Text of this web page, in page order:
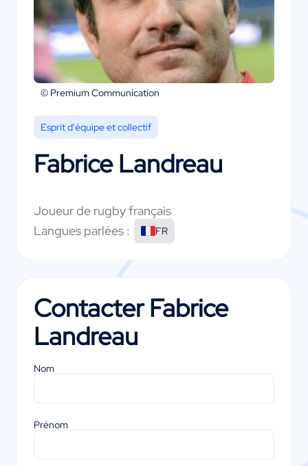
© Premium Communication
Esprit d'équipe et collectif
Fabrice Landreau
Joueur de rugby français
Langues parlées :
FR
ContacterFabrice
Landreau
Nom
Prénom